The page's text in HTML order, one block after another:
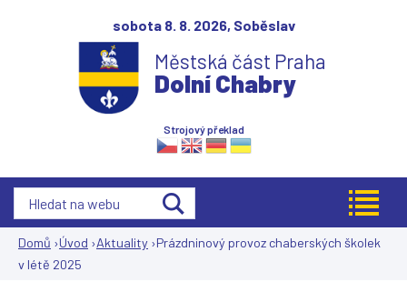
sobota 8. 8. 2026, Soběslav
Městská část Praha
Dolní Chabry
Strojový překlad
Jste
Domů ›Úvod ›Aktuality ›Prázdninový provoz chaberských školek
v létě 2025